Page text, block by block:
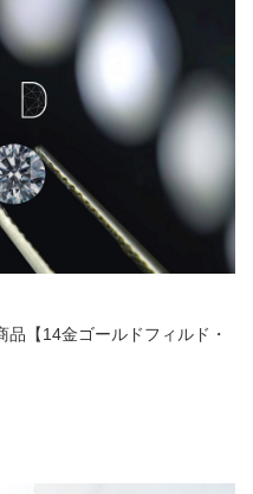
【14金ゴールドフィルド・